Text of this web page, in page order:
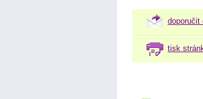
doporučit
tisk